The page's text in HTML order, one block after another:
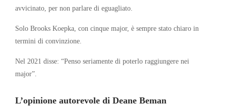
avvicinato, per non parlare di eguagliato.
Solo Brooks Koepka, con cinque major, è sempre stato chiaro in
termini di convinzione.
Nel 2021 disse: “Penso seriamente di poterlo raggiungere nei
major”.
L’opinione autorevole di Deane Beman